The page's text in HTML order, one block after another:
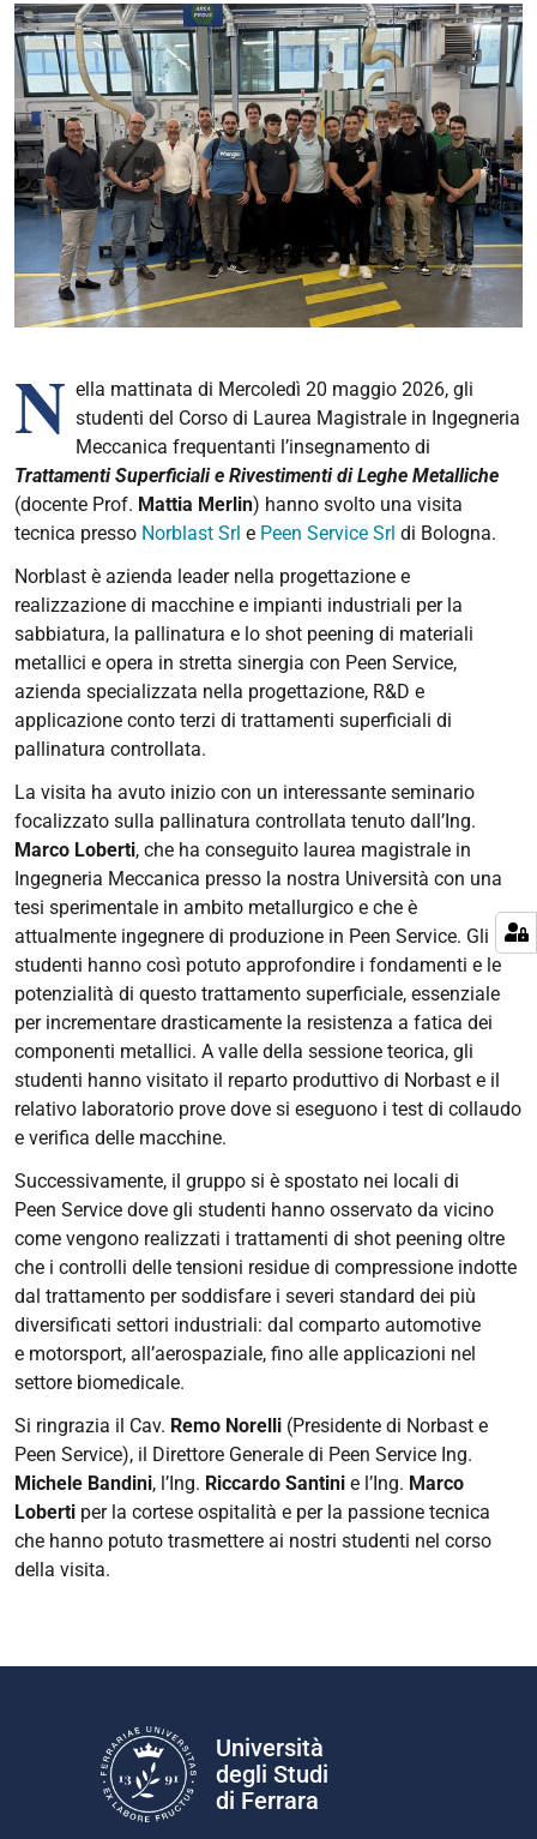
N ella mattinata di Mercoledì 20 maggio 2026, gli
studenti del Corso di Laurea Magistrale in Ingegneria
Meccanica frequentanti l’insegnamento di
Trattamenti Superficiali e Rivestimenti di Leghe Metalliche
(docente Prof. Mattia Merlin) hanno svolto una visita
tecnica presso Norblast Srl e Peen Service Srl di Bologna.
Norblast è azienda leader nella progettazione e
realizzazione di macchine e impianti industriali per la
sabbiatura, la pallinatura e lo shot peening di materiali
metallici e opera in stretta sinergia con Peen Service,
azienda specializzata nella progettazione, R&D e
applicazione conto terzi di trattamenti superficiali di
pallinatura controllata.
La visita ha avuto inizio con un interessante seminario
focalizzato sulla pallinatura controllata tenuto dall’Ing.
Marco Loberti, che ha conseguito laurea magistrale in
Ingegneria Meccanica presso la nostra Università con una
tesi sperimentale in ambito metallurgico e che è
attualmente ingegnere di produzione in Peen Service. Gli
studenti hanno così potuto approfondire i fondamenti e le
potenzialità di questo trattamento superficiale, essenziale
per incrementare drasticamente la resistenza a fatica dei
componenti metallici. A valle della sessione teorica, gli
studenti hanno visitato il reparto produttivo di Norbast e il
relativo laboratorio prove dove si eseguono i test di collaudo
e verifica delle macchine.
Successivamente, il gruppo si è spostato nei locali di
Peen Service dove gli studenti hanno osservato da vicino
come vengono realizzati i trattamenti di shot peening oltre
che i controlli delle tensioni residue di compressione indotte
dal trattamento per soddisfare i severi standard dei più
diversificati settori industriali: dal comparto automotive
e motorsport, all’aerospaziale, fino alle applicazioni nel
settore biomedicale.
Si ringrazia il Cav. Remo Norelli (Presidente di Norbast e
Peen Service), il Direttore Generale di Peen Service Ing.
Michele Bandini, l’Ing. Riccardo Santini e l’Ing. Marco
Loberti per la cortese ospitalità e per la passione tecnica
che hanno potuto trasmettere ai nostri studenti nel corso
della visita.
Università
degli Studi
di Ferrara